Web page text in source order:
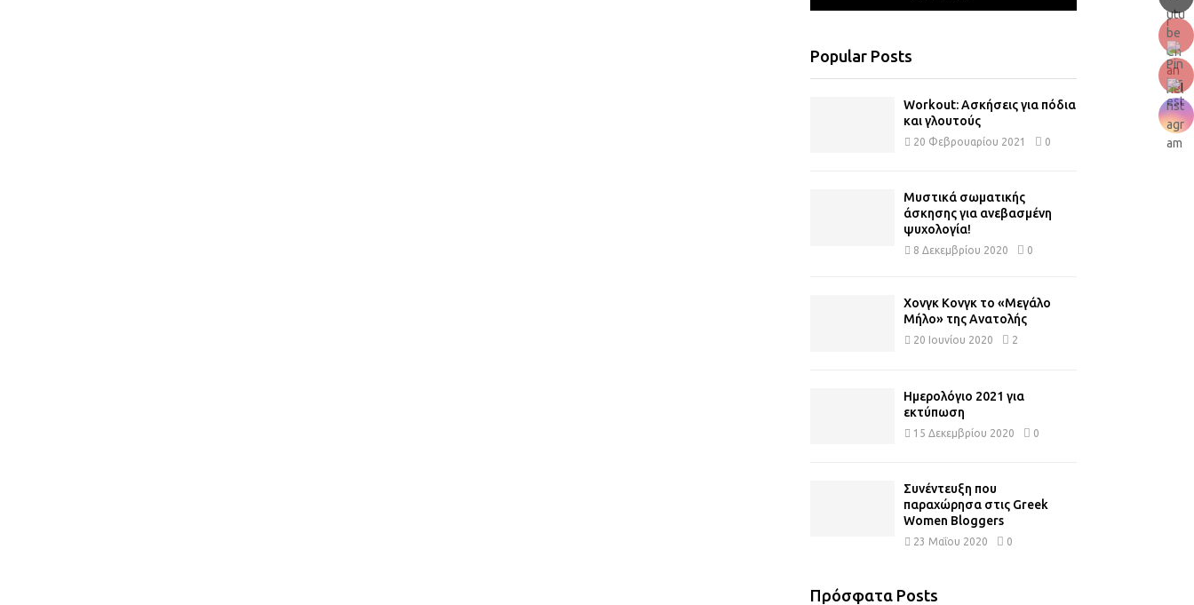
Popular Posts
Workout: Ασκήσεις για πόδια
και γλουτούς
20 Φεβρουαρίου 2021 0
Μυστικά σωματικής
άσκησης για ανεβασμένη
ψυχολογία!
8 Δεκεμβρίου 2020 0
Χονγκ Κονγκ το «Μεγάλο
Μήλο» της Ανατολής
20 Ιουνίου 2020 2
Ημερολόγιο 2021 για
εκτύπωση
15 Δεκεμβρίου 2020 0
Συνέντευξη που
παραχώρησα στις Greek
Women Bloggers
23 Μαΐου 2020 0
Πρόσφατα Posts